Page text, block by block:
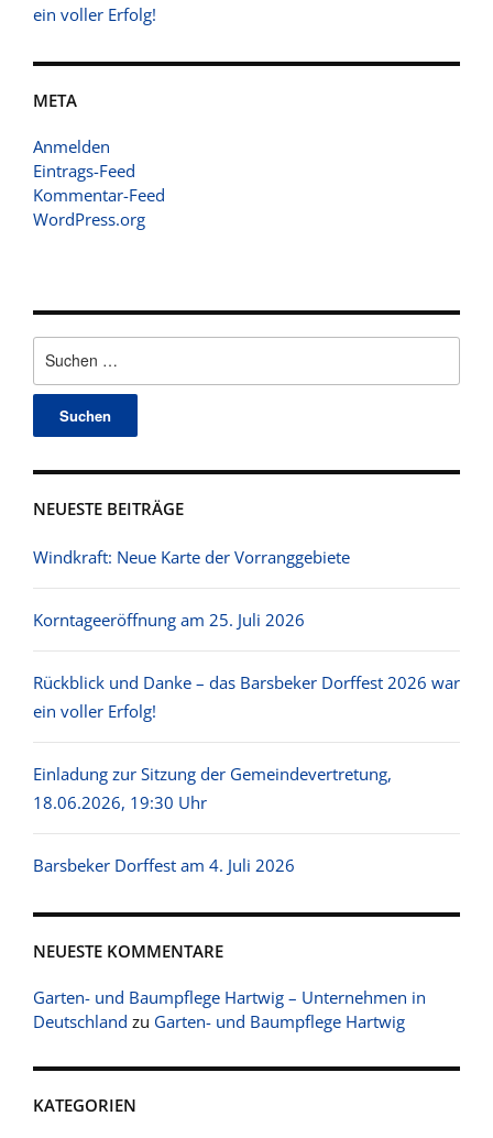
nach:
NEUESTE BEITRÄGE
Windkraft: Neue Karte der Vorranggebiete
Korntageeröffnung am 25. Juli 2026
Rückblick und Danke – das Barsbeker Dorffest 2026 war
ein voller Erfolg!
Einladung zur Sitzung der Gemeindevertretung,
18.06.2026, 19:30 Uhr
Barsbeker Dorffest am 4. Juli 2026
NEUESTE KOMMENTARE
Garten- und Baumpflege Hartwig – Unternehmen in
Deutschland zu Garten- und Baumpflege Hartwig
KATEGORIEN
ein voller Erfolg!
META
Anmelden
Eintrags-Feed
Kommentar-Feed
WordPress.org